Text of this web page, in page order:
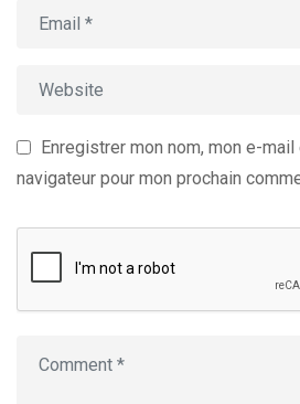
Enregistrer mon nom, mon e-
navigateur pour mon prochain